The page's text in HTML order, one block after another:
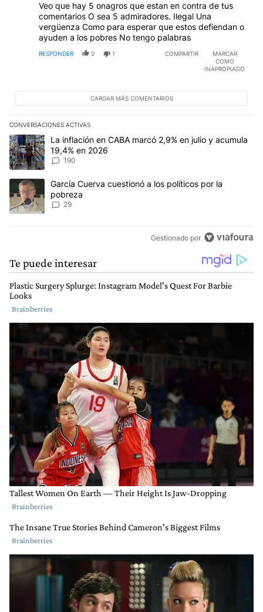
Veo que hay 5 onagros que estan en contra de tus
comentarios O sea 5 admiradores. Ilegal Una
vergüenza Como para esperar que estos defiendan o
ayuden a los pobres No tengo palabras
RESPONDER 0 1 COMPARTIR
MARCAR
COMO
INAPROPIADO
CARGAR MÁS COMENTARIOS
CONVERSACIONES ACTIVAS
Este listado muestra los artículos con más comentarios en los
Un artículo de tendencia con el título "La inflación en CABA
La inflación en CABA marcó 2,9% en julio y acumula
19,4% en 2026
190
Un artículo de tendencia con el título "García Cuerva cuestionó
García Cuerva cuestionó a los políticos por la
pobreza
29
Gestionado por